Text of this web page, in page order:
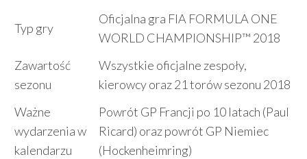
Typ gry
Oficjalna gra FIA FORMULA ONE
WORLD CHAMPIONSHIP™ 2018
Zawartość
sezonu
Wszystkie oficjalne zespoły,
kierowcy oraz 21 torów sezonu 2018
Ważne
wydarzenia w
kalendarzu
Powrót GP Francji po 10 latach (Paul
Ricard) oraz powrót GP Niemiec
(Hockenheimring)